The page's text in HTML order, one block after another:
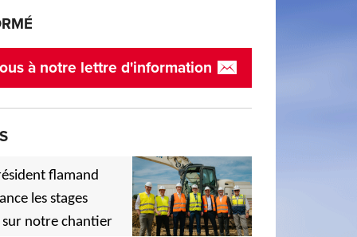
à notre lettre d'information
flamand
les stages
sur notre chantier